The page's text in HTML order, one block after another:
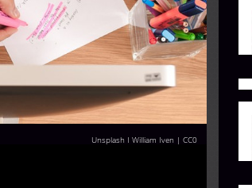
Unsplash I William Iven | CC0